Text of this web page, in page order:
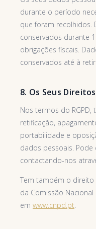
durante o período
que foram recolhidos.
conservados durante
obrigações fiscais.
conservados até à
8. Os Seus Direitos
Nos termos do
retificação,
portabilidade e
dados pessoais.
contactando-nos
Tem também o
da Comissão Nacional
em www.cnpd.pt.